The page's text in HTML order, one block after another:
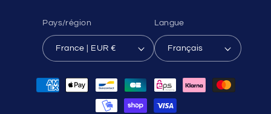
Pays/région
France | EUR €
Langue
Français
Moyens